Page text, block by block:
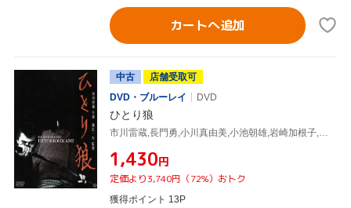
カートへ追加
中古
店舗受取可
DVD・ブルーレイ
DVD
ひとり狼
¥1,430円
定価より3,740円（72%）おトク
獲得ポイント 13P